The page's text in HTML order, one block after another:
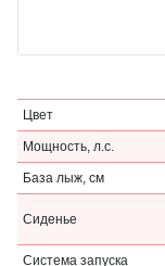
Цвет
Мощность, л.с.
База лыж, см
Сиденье
Система запуска